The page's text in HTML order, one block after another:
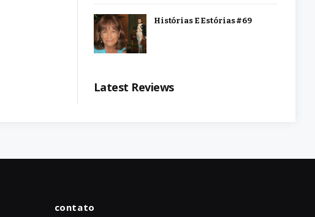
Histórias E Estórias #69
Latest Reviews
contato